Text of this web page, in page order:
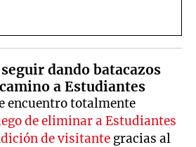
dando batacazos
a Estudiantes
encuentro totalmente
de eliminar a Estudiantes
de visitante gracias al